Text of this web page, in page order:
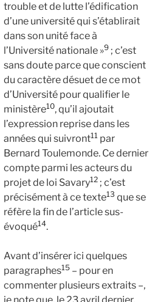
trouble et de lutte l’édification
d’une université qui s’établirait
dans son unité face à
l’Université nationale »9 ; c’est
sans doute parce que conscient
du caractère désuet de ce mot
d’Université pour qualifier le
ministère10, qu’il ajoutait
l’expression reprise dans les
années qui suivront11 par
Bernard Toulemonde. Ce dernier
compte parmi les acteurs du
projet de loi Savary12 ; c’est
précisément à ce texte13 que se
réfère la fin de l’article sus-
évoqué14.
Avant d’insérer ici quelques
paragraphes15 – pour en
commenter plusieurs extraits –,